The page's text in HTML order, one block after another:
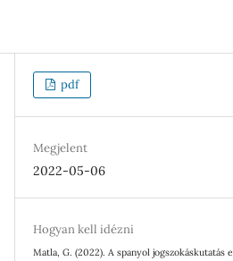
pdf
Megjelent
2022-05-06
Hogyan kell idézni
Matla, G. (2022). A spanyol jogszokáskutatás